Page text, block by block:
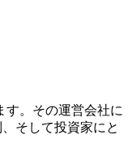
す。その運営会社に
そして投資家にと